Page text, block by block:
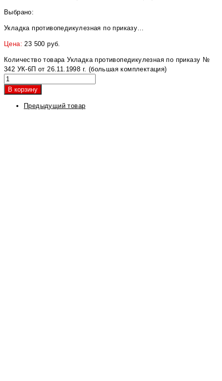
Выбрано:
Укладка противопедикулезная по приказу…
Цена:23 500 руб.
Количество товара Укладка противопедикулезная по приказу №
342 УК-6П от 26.11.1998 г. (большая комплектация)
В корзину
Предыдущий товар